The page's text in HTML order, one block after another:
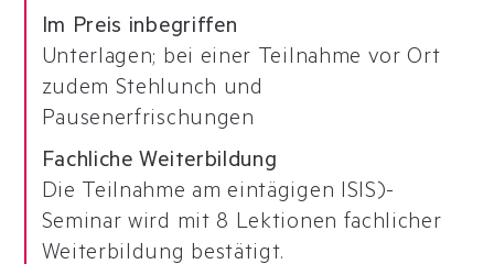
Im Preis inbegriffen
Unterlagen; bei einer Teilnahme vor Ort
zudem Stehlunch und
Pausenerfrischungen
Fachliche Weiterbildung
Die Teilnahme am eintägigen ISIS)-
Seminar wird mit 8 Lektionen fachlicher
Weiterbildung bestätigt.